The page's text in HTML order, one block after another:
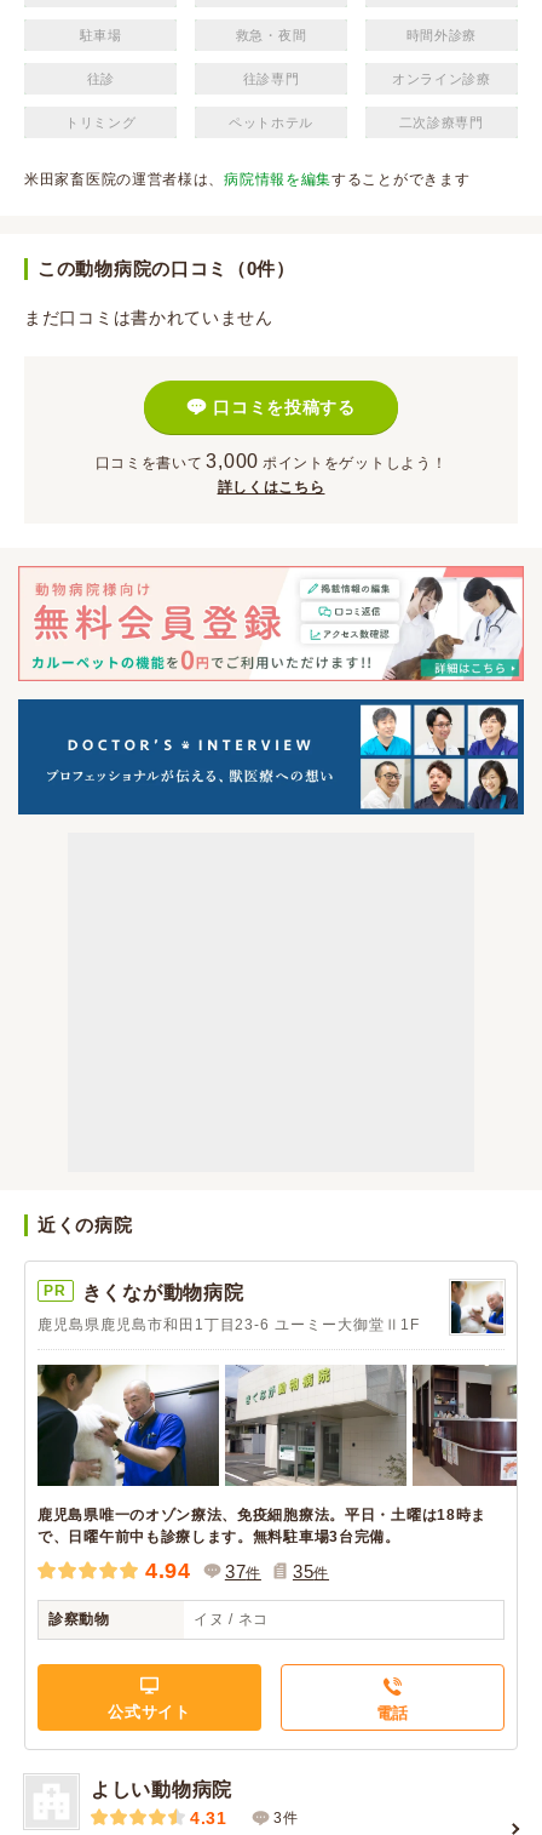
駐車場 救急・夜間 時間外診療
往診 往診専門 オンライン診療
トリミング ペットホテル 二次診療専門
米田家畜医院の運営者様は、病院情報を編集することができます
この動物病院の口コミ（0件）
まだ口コミは書かれていません
口コミを投稿する
口コミを書いて 3,000 ポイント をゲットしよう！
詳しくはこちら
近くの病院
PR きくなが動物病院
鹿児島県鹿児島市和田1丁目23-6 ユーミー大御堂Ⅱ1F
鹿児島県唯一のオゾン療法、免疫細胞療法。平日・土曜は18時ま
で、日曜午前中も診療します。無料駐車場3台完備。
4.94 37件 35件
診察動物 イヌ / ネコ
公式サイト 電話
よしい動物病院
4.31 3件